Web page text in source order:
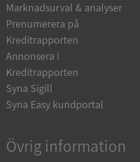
Marknadsurval & analyser
Prenumerera på
Kreditrapporten
Annonsera i
Kreditrapporten
Syna Sigill
Syna Easy kundportal
Övrig information
ASP.NET_SessionId
__RequestVerificationToken